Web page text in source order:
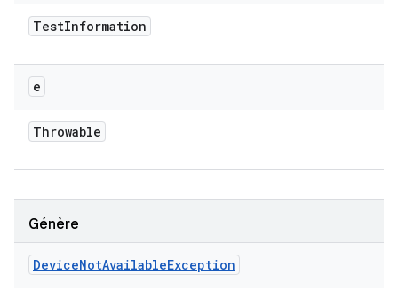
TestInformation
e
Throwable
Génère
DeviceNotAvailableException